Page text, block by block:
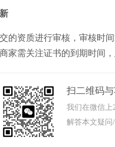
的资质进行审核，审核时
家需关注证书的到期时间
扫二维码
我们在微信上
解答本文疑